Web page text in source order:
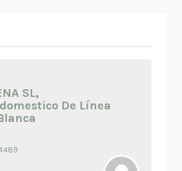
SL,
De Línea